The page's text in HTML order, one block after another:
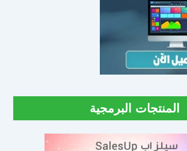
المنتجات البرمجية